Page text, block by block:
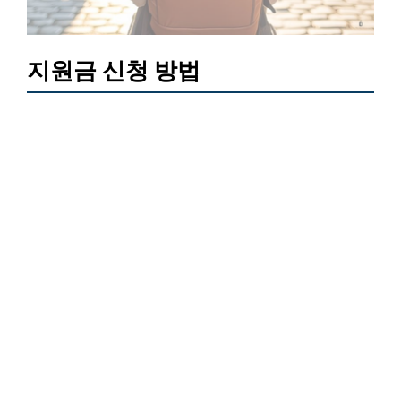
지원금 신청 방법